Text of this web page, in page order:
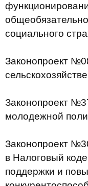
социального
Законопроект
Законопроект
молодежной
Законопроект
в Налоговый
поддержки и